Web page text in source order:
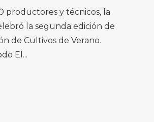
productores y técnicos, la
la segunda edición de
de Cultivos de Verano.
El...